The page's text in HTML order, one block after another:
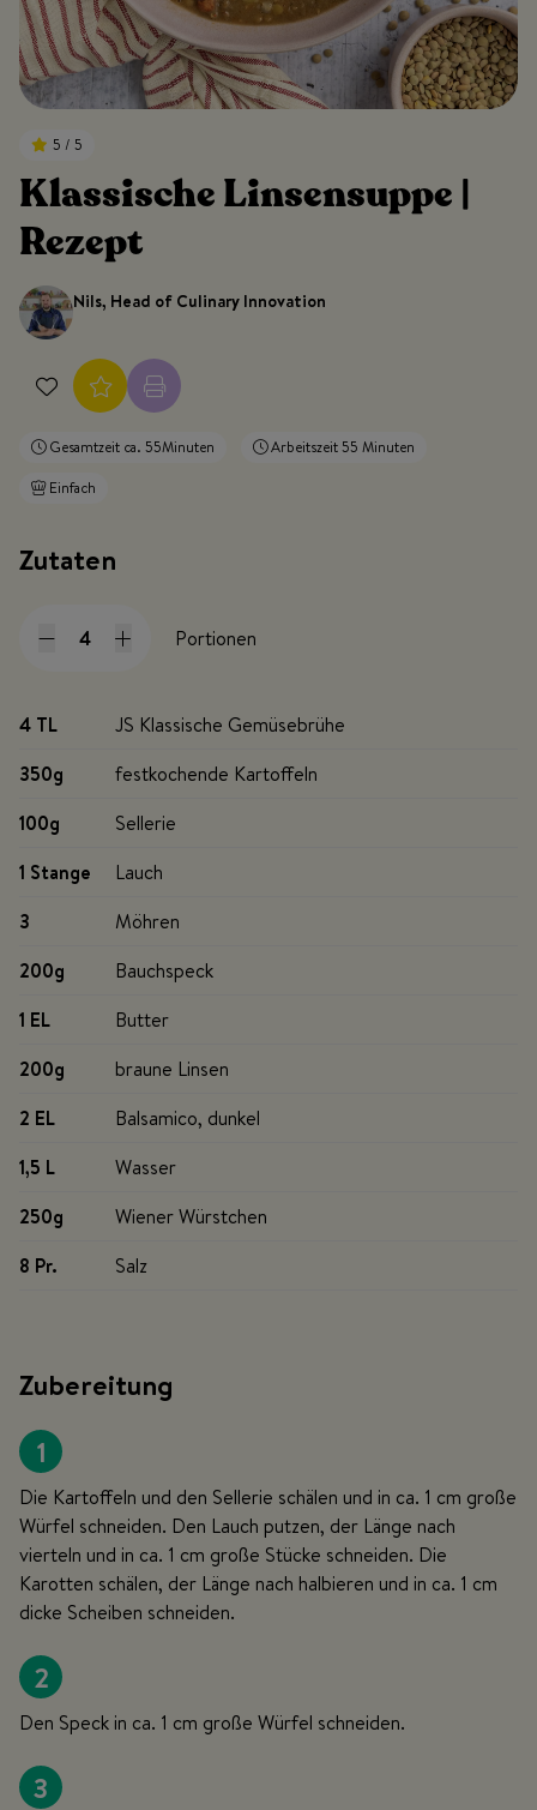
5 / 5
Klassische Linsensuppe |
Rezept
Nils, Head of Culinary Innovation
Gesamtzeit ca. 55Minuten
Arbeitszeit 55 Minuten
Einfach
Zutaten
Portionen
4 TL
JS Klassische Gemüsebrühe
350g
festkochende Kartoffeln
100g
Sellerie
1 Stange
Lauch
3
Möhren
200g
Bauchspeck
1 EL
Butter
200g
braune Linsen
2 EL
Balsamico, dunkel
1,5 L
Wasser
250g
Wiener Würstchen
8 Pr. Salz
Zubereitung
1
Die Kartoffeln und den Sellerie schälen und in ca. 1 cm große
Würfel schneiden. Den Lauch putzen, der Länge nach
vierteln und in ca. 1 cm große Stücke schneiden. Die
Karotten schälen, der Länge nach halbieren und in ca. 1 cm
dicke Scheiben schneiden.
2
Den Speck in ca. 1 cm große Würfel schneiden.
3